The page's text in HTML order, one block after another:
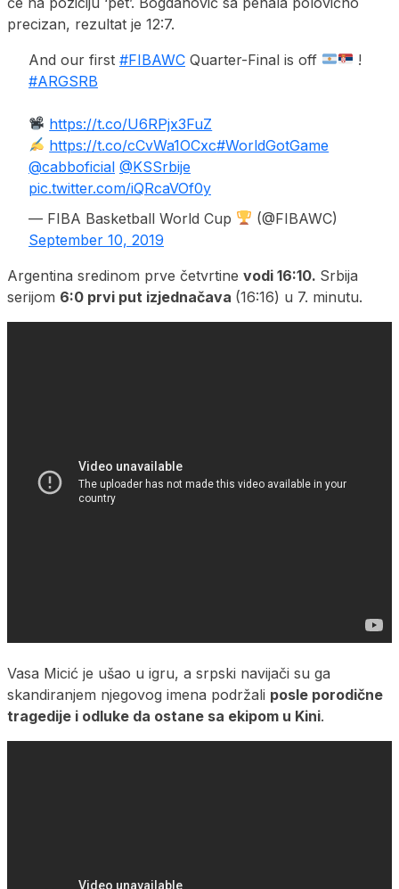
precizan, rezultat je 12:7.
And our first #FIBAWC Quarter-Final is off
!
#ARGSRB
https://t.co/U6RPjx3FuZ
https://t.co/cCvWa1OCxc#WorldGotGame
@cabboficial @KSSrbije
pic.twitter.com/iQRcaVOf0y
— FIBA Basketball World Cup
(@FIBAWC)
September 10, 2019
Argentina sredinom prve četvrtine vodi 16:10. Srbija
serijom 6:0 prvi put izjednačava (16:16) u 7. minutu.
Vasa Micić je ušao u igru, a srpski navijači su ga
skandiranjem njegovog imena podržali posle porodične
tragedije i odluke da ostane sa ekipom u Kini.